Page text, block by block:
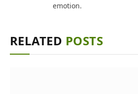
emotion.
RELATED POSTS